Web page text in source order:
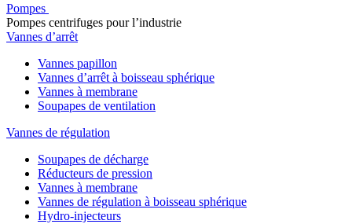
Pompes
Pompes centrifuges pour l’industrie
Vannes d’arrêt
Vannes papillon
Vannes d’arrêt à boisseau sphérique
Vannes à membrane
Soupapes de ventilation
Vannes de régulation
Soupapes de décharge
Réducteurs de pression
Vannes à membrane
Vannes de régulation à boisseau sphérique
Hydro-injecteurs